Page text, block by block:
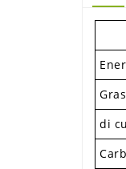
di